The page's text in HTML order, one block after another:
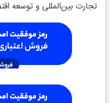
تجارت بین‌المللی و توسعه